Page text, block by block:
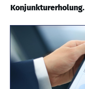
Konjunkturerholung.